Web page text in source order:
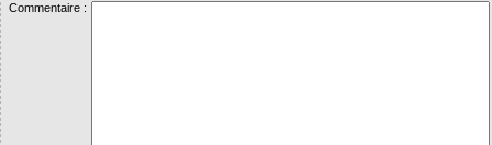
Commentaire :